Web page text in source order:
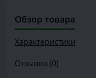
Обзор товара
Характеристики
Отзывов (0)